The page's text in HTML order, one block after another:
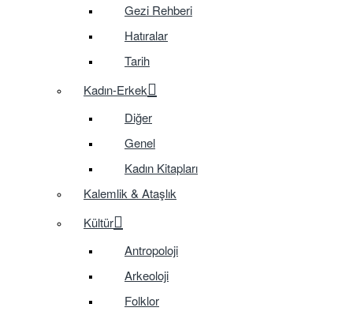
Gezi Rehberi
Hatıralar
Tarih
Kadın-Erkek
Diğer
Genel
Kadın Kitapları
Kalemlik & Ataşlık
Kültür
Antropoloji
Arkeoloji
Folklor